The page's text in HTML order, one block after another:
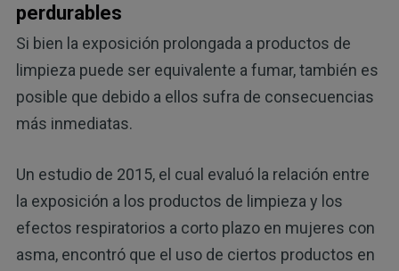
perdurables
Si bien la exposición prolongada a productos de
limpieza puede ser equivalente a fumar, también es
posible que debido a ellos sufra de consecuencias
más inmediatas.
Un estudio de 2015, el cual evaluó la relación entre
la exposición a los productos de limpieza y los
efectos respiratorios a corto plazo en mujeres con
asma, encontró que el uso de ciertos productos en